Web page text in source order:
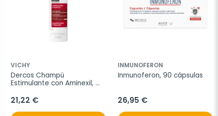
VICHY
Dercos Champú
Estimulante con Aminexil,
21,22 €
INMUNOFERON
Inmunoferon, 90 cápsulas
26,95 €